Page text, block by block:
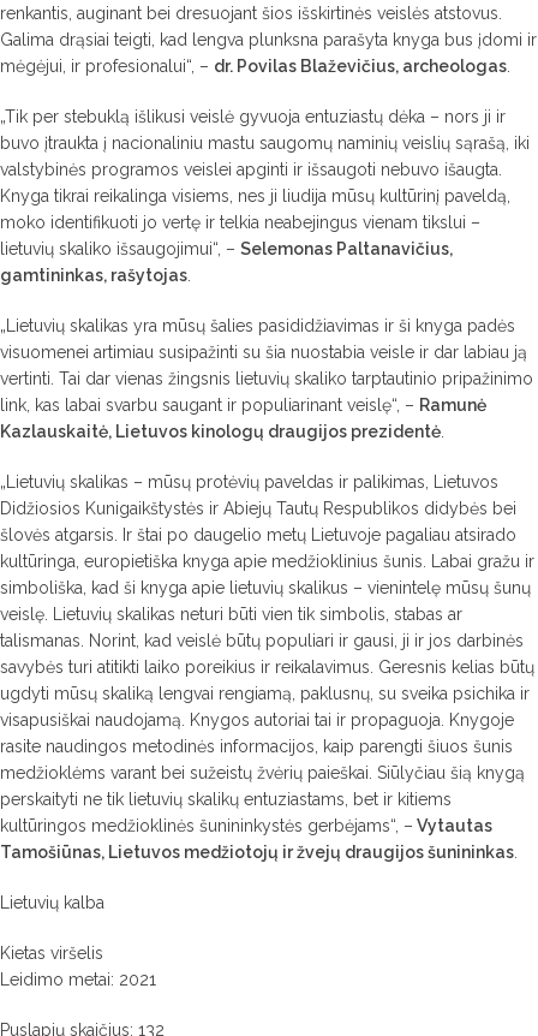
renkantis, auginant bei dresuojant šios išskirtinės veislės atstovus.
Galima drąsiai teigti, kad lengva plunksna parašyta knyga bus įdomi ir
mėgėjui, ir profesionalui“, – dr. Povilas Blaževičius, archeologas
„Tik per stebuklą išlikusi veislė gyvuoja entuziastų dėka – nors ji ir
buvo įtraukta į nacionaliniu mastu saugomų naminių veislių sąrašą, iki
valstybinės programos veislei apginti ir išsaugoti nebuvo išaugta.
Knyga tikrai reikalinga visiems, nes ji liudija mūsų kultūrinį paveldą,
moko identifikuoti jo vertę ir telkia neabejingus vienam tikslui –
lietuvių skaliko išsaugojimui“, – Selemonas Paltanavičius,
gamtininkas, rašytojas
„Lietuvių skalikas yra mūsų šalies pasididžiavimas ir ši knyga padės
visuomenei artimiau susipažinti su šia nuostabia veisle ir dar labiau ją
vertinti. Tai dar vienas žingsnis lietuvių skaliko tarptautinio pripažinimo
link, kas labai svarbu saugant ir populiarinant veislę“, – Ramunė
Kazlauskaitė, Lietuvos kinologų draugijos prezidentė
„Lietuvių skalikas – mūsų protėvių paveldas ir palikimas, Lietuvos
Didžiosios Kunigaikštystės ir Abiejų Tautų Respublikos didybės bei
šlovės atgarsis. Ir štai po daugelio metų Lietuvoje pagaliau atsirado
kultūringa, europietiška knyga apie medžioklinius šunis. Labai gražu ir
simboliška, kad ši knyga apie lietuvių skalikus – vienintelę mūsų šunų
veislę. Lietuvių skalikas neturi būti vien tik simbolis, stabas ar
talismanas. Norint, kad veislė būtų populiari ir gausi, ji ir jos darbinės
savybės turi atitikti laiko poreikius ir reikalavimus. Geresnis kelias būtų
ugdyti mūsų skaliką lengvai rengiamą, paklusnų, su sveika psichika ir
visapusiškai naudojamą. Knygos autoriai tai ir propaguoja. Knygoje
rasite naudingos metodinės informacijos, kaip parengti šiuos šunis
medžioklėms varant bei sužeistų žvėrių paieškai. Siūlyčiau šią knygą
perskaityti ne tik lietuvių skalikų entuziastams, bet ir kitiems
kultūringos medžioklinės šunininkystės gerbėjams“, – Vytautas
Tamošiūnas, Lietuvos medžiotojų ir žvejų draugijos šunininkas
Lietuvių kalba
Kietas viršelis
Leidimo metai: 2021
Puslapių skaičius: 132